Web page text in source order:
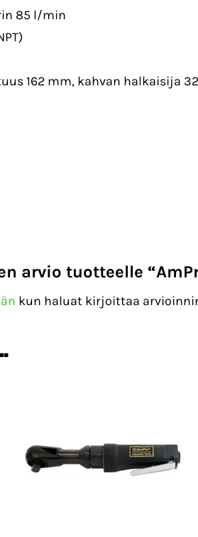
85 l/min
162 mm, kahvan halkaisija
arvio tuotteelle
kun haluat kirjoittaa